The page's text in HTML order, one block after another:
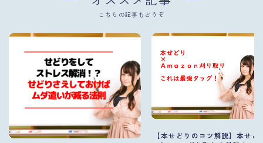
こちらの記事もどうぞ
【本せどりのコツ解説】本せど